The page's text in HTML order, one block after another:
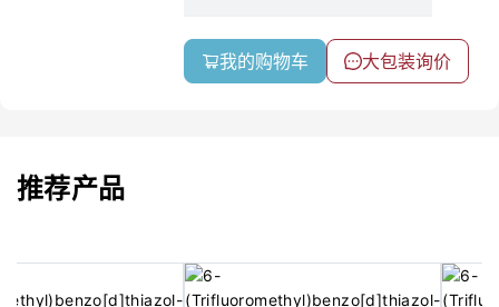
我的购物车 大包装询价
推荐产品